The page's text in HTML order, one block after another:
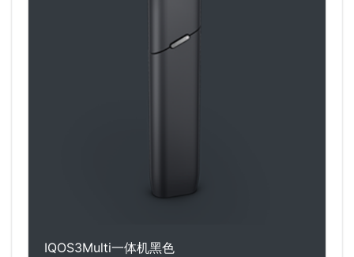
IQOS3Multi一体机黑色